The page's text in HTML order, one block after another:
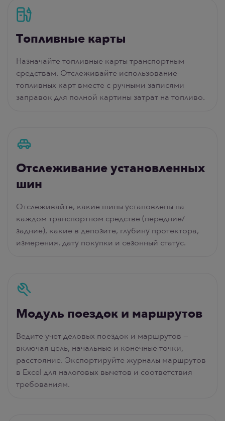
Топливные карты
Назначайте топливные карты транспортным
средствам. Отслеживайте использование
топливных карт вместе с ручными записями
заправок для полной картины затрат на топливо.
Отслеживание установленных
шин
Отслеживайте, какие шины установлены на
каждом транспортном средстве (передние/
задние), какие в депозите, глубину протектора,
измерения, дату покупки и сезонный статус.
Модуль поездок и маршрутов
Ведите учет деловых поездок и маршрутов —
включая цель, начальные и конечные точки,
расстояние. Экспортируйте журналы маршрутов
в Excel для налоговых вычетов и соответствия
требованиям.